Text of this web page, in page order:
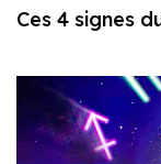
Ces 4 signes